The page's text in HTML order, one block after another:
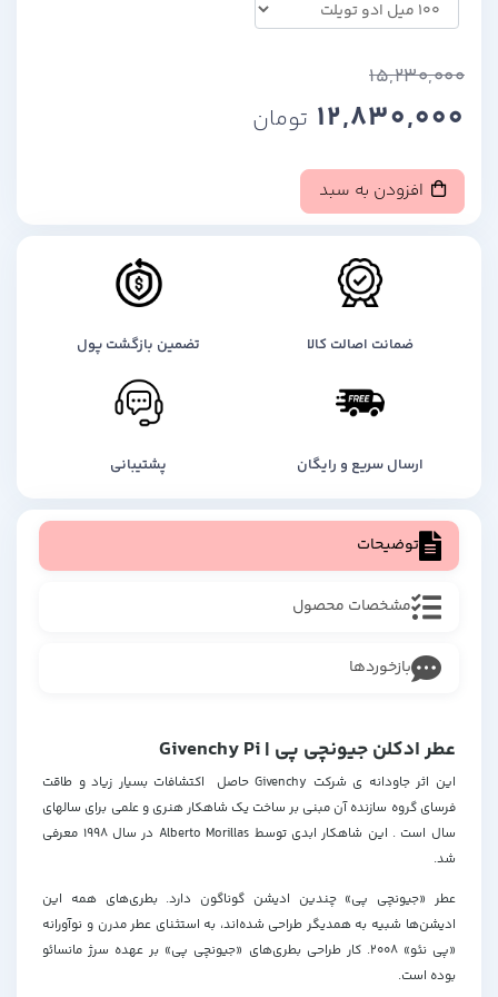
15,230,000
12,830,000 تومان
افزودن به سبد
ضمانت اصالت کالا تضمین بازگشت پول
ارسال سریع و رایگان پشتیبانی
توضیحات
مشخصات محصول
بازخوردها
عطر ادکلن جیونچی پی | Givenchy Pi
این اثر جاودانه ی شرکت Givenchy حاصل اکتشافات بسیار زیاد و طاقت
فرسای گروه سازنده آن مبنی بر ساخت یک شاهکار هنری و علمی برای سالهای
سال است . این شاهکار ابدی توسط Alberto Morillas در سال 1998 معرفی
شد.
عطر «جیونچی پی» چندین ادیشن گوناگون دارد. بطری‌های همه این
ادیشن‌ها شبیه به همدیگر طراحی شده‌اند، به استثنای عطر مدرن و نوآورانه
«پی نئو» 2008. کار طراحی بطری‌های «جیونچی پی» بر عهده سرژ مانسائو
بوده است.